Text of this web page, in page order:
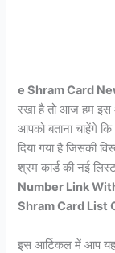
e Shram Card
रखा है तो आज हम
आपको बताना चाहेंगे
दिया गया है जिसकी
श्रम कार्ड की नई
Number Link
Shram Card List
इस आर्टिकल में आप